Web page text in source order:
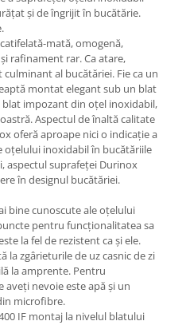
și de îngrijit în bucătărie.
mată, omogenă,
rafinament rar. Ca atare,
al bucătăriei. Fie ca un
montat elegant sub un blat
impozant din oțel inoxidabil,
Aspectul de înaltă calitate
oferă aproape nici o indicație a
inoxidabil în bucătăriile
aspectul suprafeței Durinox
în designul bucătăriei.
bine cunoscute ale oțelului
pentru funcționalitatea sa
la fel de rezistent ca și ele.
la zgârieturile de uz casnic de zi
la amprente. Pentru
aveți nevoie este apă și un
microfibre.
IF montaj la nivelul blatului